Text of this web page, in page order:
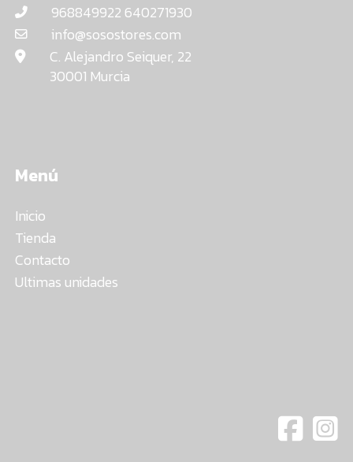
968849922 640271930
info@sosostores.com
C. Alejandro Seiquer, 22
30001 Murcia
Menú
Inicio
Tienda
Contacto
Ultimas unidades